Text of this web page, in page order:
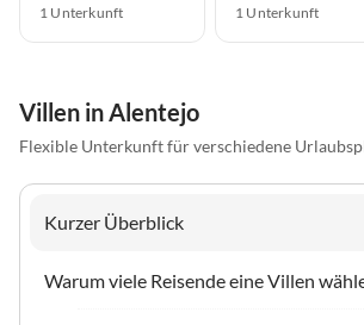
1 Unterkunft 1 Unterkunft
Villen in Alentejo
Flexible Unterkunft für verschiedene
Kurzer Überblick
Warum viele Reisende eine Villen